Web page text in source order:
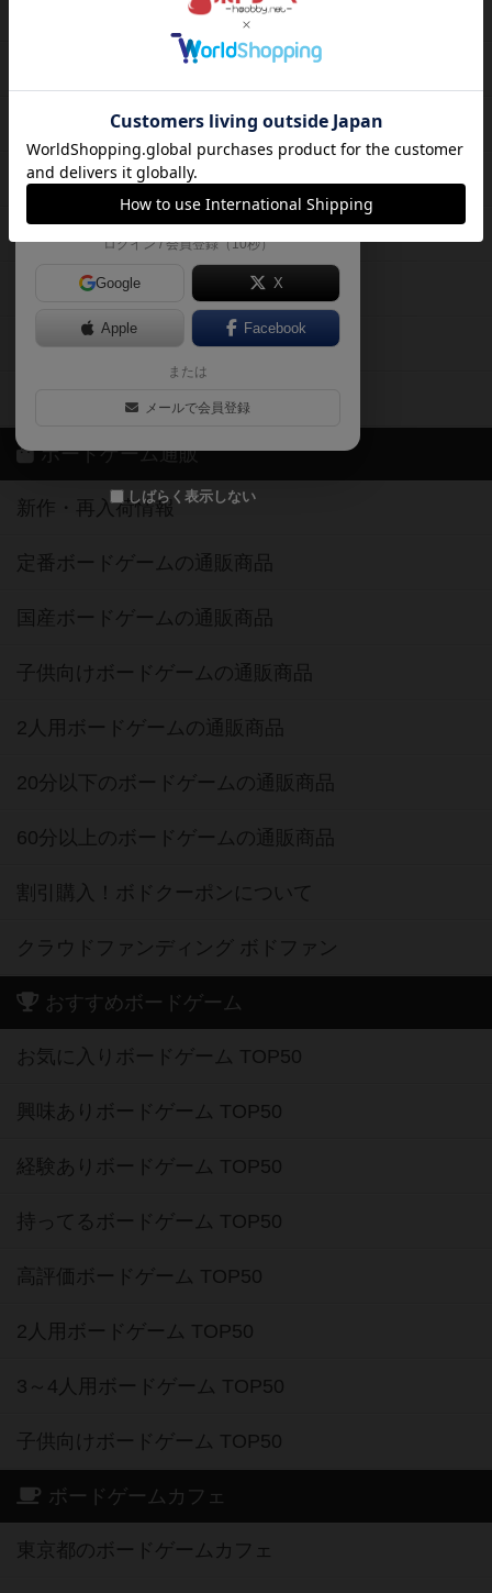
自分のデータを管理しませんか？
がボドゲーマを利用中！
気になるゲームのレビューを読む
お気に入り作品・所有リストの共
有
ログイン / 会員登録（10秒）
Google X
Apple Facebook
または
メールで会員登録
しばらく表示しない
ボードゲームを検索する
ボードゲームの新着レビュー
ボードゲーム会情報
メカニクス特集
ボドとも・会員一覧
ボードゲーム業界コラム
ボドゲーマご利用案内
ボードゲーム通販
新作・再入荷情報
定番ボードゲームの通販商品
国産ボードゲームの通販商品
子供向けボードゲームの通販商品
2人用ボードゲームの通販商品
20分以下のボードゲームの通販商品
60分以上のボードゲームの通販商品
割引購入！ボドクーポンについて
クラウドファンディング ボドファン
おすすめボードゲーム
お気に入りボードゲーム TOP50
興味ありボードゲーム TOP50
経験ありボードゲーム TOP50
持ってるボードゲーム TOP50
高評価ボードゲーム TOP50
2人用ボードゲーム TOP50
3～4人用ボードゲーム TOP50
子供向けボードゲーム TOP50
ボードゲームカフェ
東京都のボードゲームカフェ